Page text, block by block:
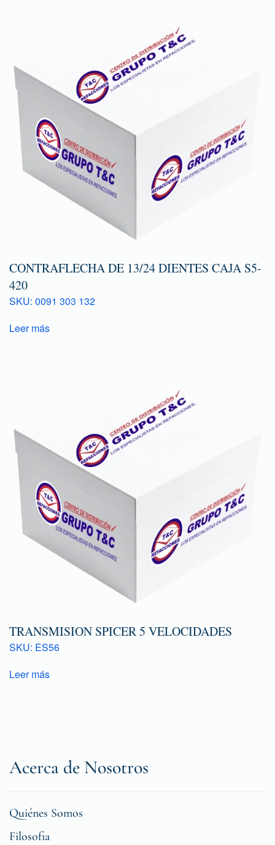
CONTRAFLECHA DE 13/24 DIENTES CAJA S5-
420
SKU: 0091 303 132
Leer más
TRANSMISION SPICER 5 VELOCIDADES
SKU: ES56
Leer más
Acerca de Nosotros
Quiénes Somos
Filosofia